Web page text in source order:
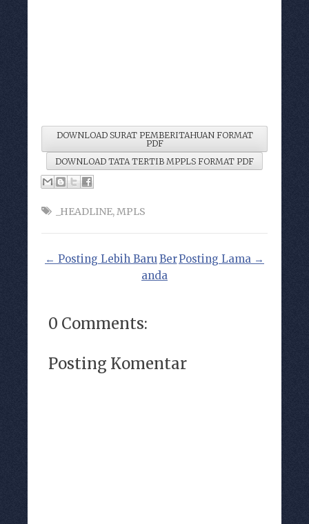
DOWNLOAD SURAT PEMBERITAHUAN FORMAT
PDF
DOWNLOAD TATA TERTIB MPPLS FORMAT PDF
_HEADLINE,MPLS
← Posting Lebih Baru Posting Lama →
Ber
anda
0 Comments:
Posting Komentar